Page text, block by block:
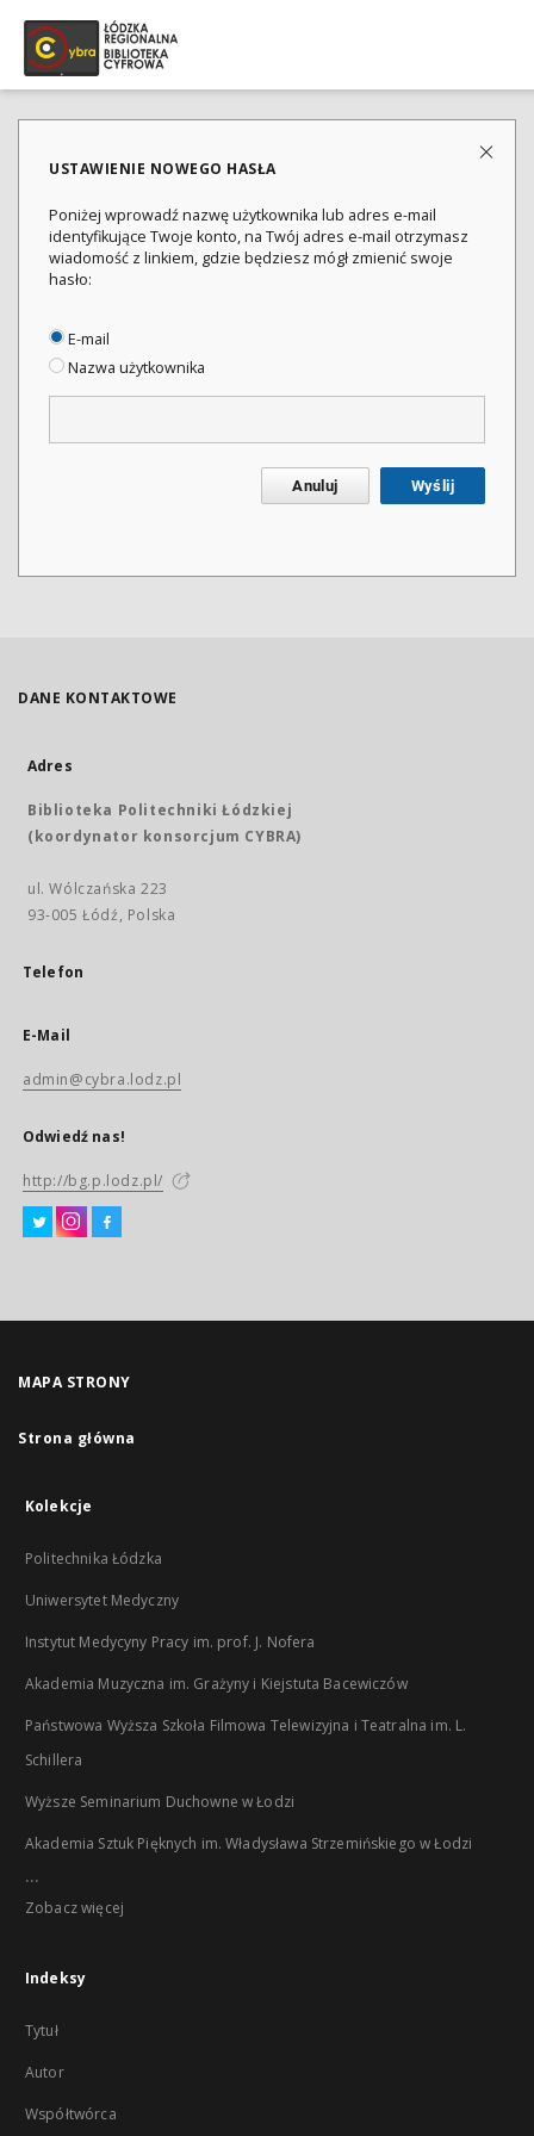
USTAWIENIE NOWEGO HASŁA
Poniżej wprowadź nazwę użytkownika lub adres e-mail
identyfikujące Twoje konto, na Twój adres e-mail otrzymasz
wiadomość z linkiem, gdzie będziesz mógł zmienić swoje
hasło:
E-mail
Nazwa użytkownika
Anuluj Wyślij
DANE KONTAKTOWE
Adres
Biblioteka Politechniki Łódzkiej
(koordynator konsorcjum CYBRA)
ul. Wólczańska 223
93-005 Łódź, Polska
Telefon
E-Mail
admin@cybra.lodz.pl
Odwiedź nas!
http://bg.p.lodz.pl/
MAPA STRONY
Strona główna
Kolekcje
Politechnika Łódzka
Uniwersytet Medyczny
Instytut Medycyny Pracy im. prof. J. Nofera
Akademia Muzyczna im. Grażyny i Kiejstuta Bacewiczów
Państwowa Wyższa Szkoła Filmowa Telewizyjna i Teatralna im. L.
Schillera
Wyższe Seminarium Duchowne w Łodzi
Akademia Sztuk Pięknych im. Władysława Strzemińskiego w Łodzi
...
Zobacz więcej
Indeksy
Tytuł
Autor
Współtwórca